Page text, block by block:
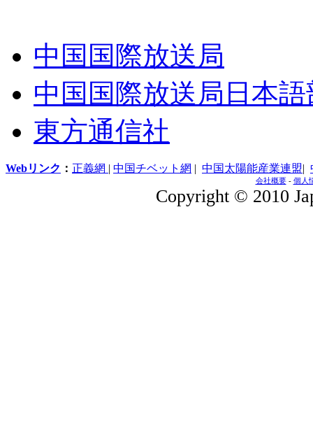
中国国際放送局
中国国際放送局日本語
東方通信社
Webリンク ： 正義網 | 中国チベット網 | 中国太陽能産業連盟|
会社概要- 個人
Copyright © 2010